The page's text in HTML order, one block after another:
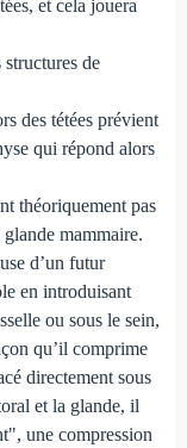
et cela jouera
structures de
des tétées prévient
qui répond alors
théoriquement pas
mammaire.
d’un futur
en introduisant
ou sous le sein,
qu’il comprime
directement sous
et la glande, il
une compression